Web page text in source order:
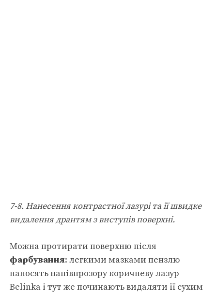
7-8. Нанесення контрастної лазурі та її швидке
видалення дрантям з виступів поверхні.
Можна протирати поверхню після
фарбування: легкими мазками пензлю
наносять напівпрозору коричневу лазур
Belinka і тут же починають видаляти її сухим